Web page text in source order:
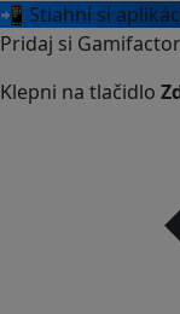
📲 Stiahni si
Pridaj si
Klepni na tlačidlo